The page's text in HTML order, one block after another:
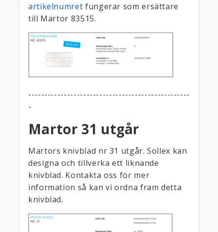
artikelnumret fungerar som ersättare
till Martor 83515.
--------------------------------------------------
-
Martor 31 utgår
Martors knivblad nr 31 utgår. Sollex kan
designa och tillverka ett liknande
knivblad. Kontakta oss för mer
information så kan vi ordna fram detta
knivblad.